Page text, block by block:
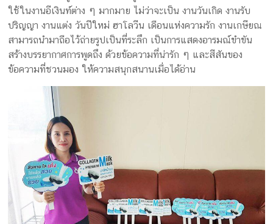
ใช้ในงานอีเงินท์ต่าง ๆ มากมาย ไม่ว่าจะเป็น งานวันเกิด งานรับ
ปริญญา งานแต่ง วันปีใหม่ ฮาโลวีน เดือนแห่งความรัก งานเกษียณ
สามารถนำมาถือไว้ถ่ายรูปเป็นที่ระลึก เป็นการแสดงอารมณ์ขำขัน
สร้างบรรยากาศการพูดถึง ด้วยข้อความที่น่ารัก ๆ และสีสันของ
ข้อความที่ชวนมอง ให้ความสนุกสนานเมื่อได้อ่าน